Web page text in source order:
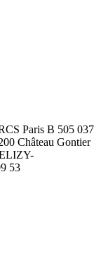
Paris B 505 037
Château Gontier
53